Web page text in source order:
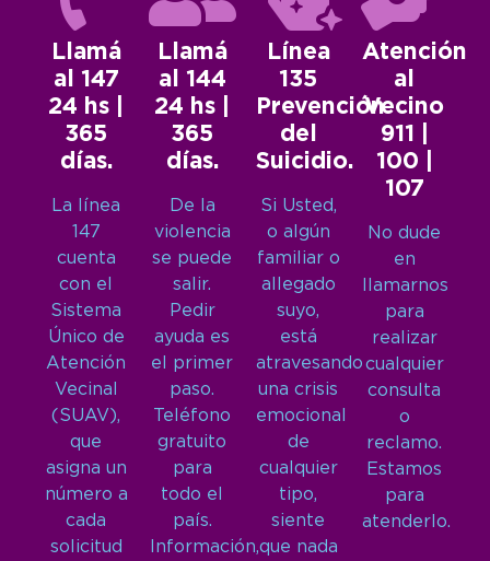
Llamá
al 147
24 hs |
365
días.
La línea
147
cuenta
con el
Sistema
Único de
Atención
Vecinal
(SUAV),
que
asigna un
número a
cada
solicitud
Llamá
al 144
24 hs |
365
días.
De la
violencia
se puede
salir.
Pedir
ayuda es
el primer
paso.
Teléfono
gratuito
para
todo el
país.
Información,
Línea
135
Prevención
del
Suicidio.
Si Usted,
o algún
familiar o
allegado
suyo,
está
atravesando
una crisis
emocional
de
cualquier
tipo,
siente
que nada
Atención
al
Vecino
911 |
100 |
107
No dude
en
llamarnos
para
realizar
cualquier
consulta
o
reclamo.
Estamos
para
atenderlo.